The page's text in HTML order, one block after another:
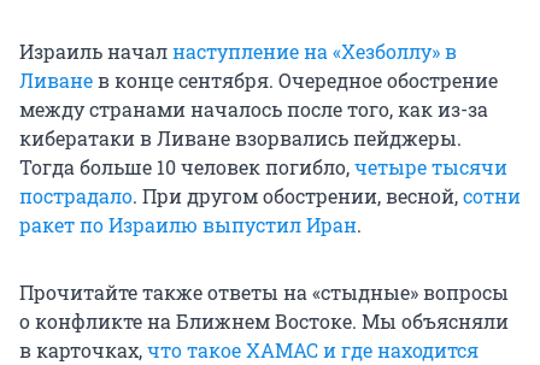
Израиль началнаступление на «Хезболлу» в
Ливанев конце сентября. Очередное обострение
между странами началось после того, как из-за
кибератаки в Ливане взорвались пейджеры.
Тогда больше 10 человек погибло,четыре тысячи
пострадало. При другом обострении, весной,сотни
ракет по Израилю выпустил Иран.
Прочитайте также ответы на «стыдные» вопросы
о конфликте на Ближнем Востоке. Мы объясняли
в карточках,что такое ХАМАС и где находится